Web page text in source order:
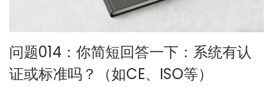
问题014：你简短回答一下：系统有认
证或标准吗？（如CE、ISO等）